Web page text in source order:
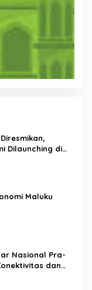
Dilaunching di
Maluku
Nasional Pra-
dan